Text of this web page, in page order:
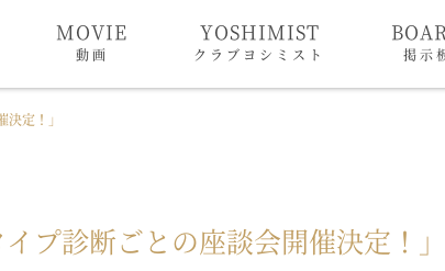
MOVIE
動画
YOSHIMIST
クラブヨシミスト 掲示
定！」
イプ診断ごとの座談会開催決定！」